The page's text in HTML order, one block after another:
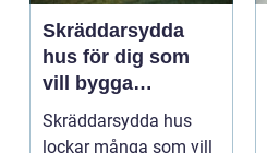
Skräddarsydda
hus för dig som
vill bygga
personligt och
hållbart
Skräddarsydda hus
lockar många som vill